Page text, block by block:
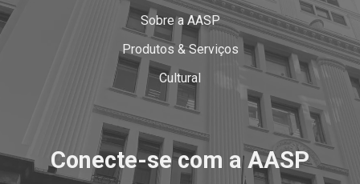
Sobre a AASP
Produtos & Serviços
Cultural
Conecte-se com a AASP